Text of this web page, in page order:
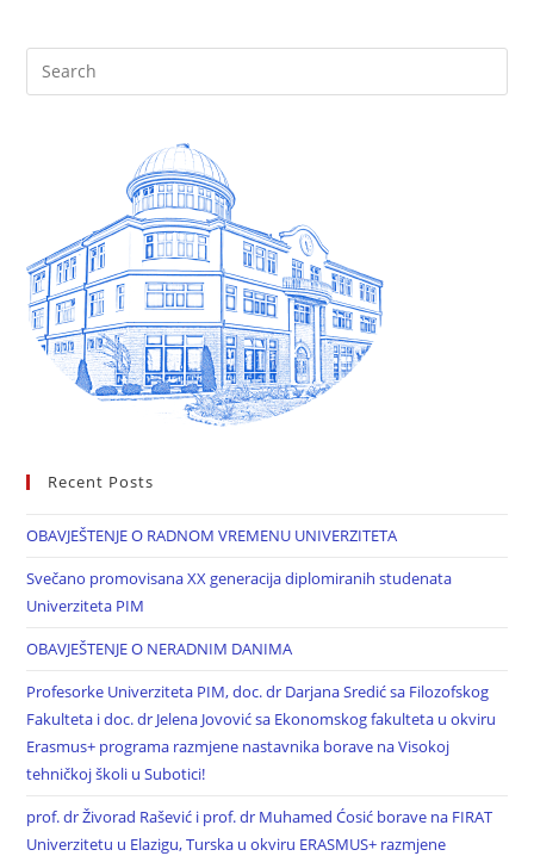
Recent Posts
OBAVJEŠTENJE O RADNOM VREMENU UNIVERZITETA
Svečano promovisana XX generacija diplomiranih studenata
Univerziteta PIM
OBAVJEŠTENJE O NERADNIM DANIMA
Profesorke Univerziteta PIM, doc. dr Darjana Sredić sa Filozofskog
Fakulteta i doc. dr Jelena Jovović sa Ekonomskog fakulteta u okviru
Erasmus+ programa razmjene nastavnika borave na Visokoj
tehničkoj školi u Subotici!
prof. dr Živorad Rašević i prof. dr Muhamed Ćosić borave na FIRAT
Univerzitetu u Elazigu, Turska u okviru ERASMUS+ razmjene